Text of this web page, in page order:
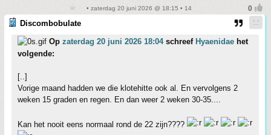
• zaterdag 20 juni 2026 @ 18:15 • 14
Discombobulate
Op zaterdag 20 juni 2026 18:04schreef Hyaenidae het
volgende:
[..]
Vorige maand hadden we die klotehitte ook al. En vervolgens 2
weken 15 graden en regen. En dan weer 2 weken 30-35....
Kan het nooit eens normaal rond de 22 zijn????